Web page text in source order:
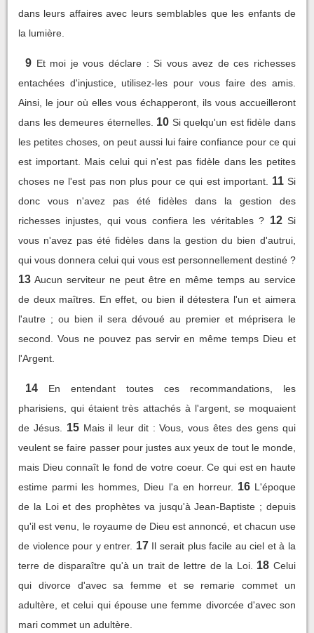
dans leurs affaires avec leurs semblables que les enfants de
la lumière.
9 Et moi je vous déclare : Si vous avez de ces richesses
entachées d'injustice, utilisez-les pour vous faire des amis.
Ainsi, le jour où elles vous échapperont, ils vous accueilleront
dans les demeures éternelles. 10 Si quelqu'un est fidèle dans
les petites choses, on peut aussi lui faire confiance pour ce qui
est important. Mais celui qui n'est pas fidèle dans les petites
choses ne l'est pas non plus pour ce qui est important.
11 Si
donc vous n'avez pas été fidèles dans la gestion des
richesses injustes, qui vous confiera les véritables ? 12 Si
vous n'avez pas été fidèles dans la gestion du bien d'autrui,
qui vous donnera celui qui vous est personnellement destiné ?
13 Aucun serviteur ne peut être en même temps au service
de deux maîtres. En effet, ou bien il détestera l'un et aimera
l'autre ; ou bien il sera dévoué au premier et méprisera le
second. Vous ne pouvez pas servir en même temps Dieu et
l'Argent.
14
En entendant toutes ces recommandations, les
pharisiens, qui étaient très attachés à l'argent, se moquaient
de Jésus.
15 Mais il leur dit : Vous, vous êtes des gens qui
veulent se faire passer pour justes aux yeux de tout le monde,
mais Dieu connaît le fond de votre coeur. Ce qui est en haute
estime parmi les hommes, Dieu l'a en horreur.
16 L'époque
de la Loi et des prophètes va jusqu'à Jean-Baptiste ; depuis
qu'il est venu, le royaume de Dieu est annoncé, et chacun use
de violence pour y entrer. 17 Il serait plus facile au ciel et à la
terre de disparaître qu'à un trait de lettre de la Loi.
18 Celui
qui divorce d'avec sa femme et se remarie commet un
adultère, et celui qui épouse une femme divorcée d'avec son
mari commet un adultère.